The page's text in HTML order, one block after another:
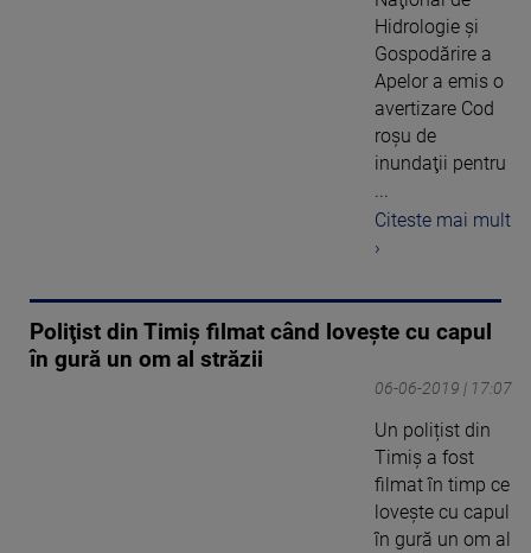
Hidrologie şi
Gospodărire a
Apelor a emis o
avertizare Cod
roşu de
inundaţii pentru
...
Citeste mai mult
›
Poliţist din Timiș filmat când lovește cu capul
în gură un om al străzii
06-06-2019 | 17:07
Un polițist din
Timiș a fost
filmat în timp ce
lovește cu capul
în gură un om al